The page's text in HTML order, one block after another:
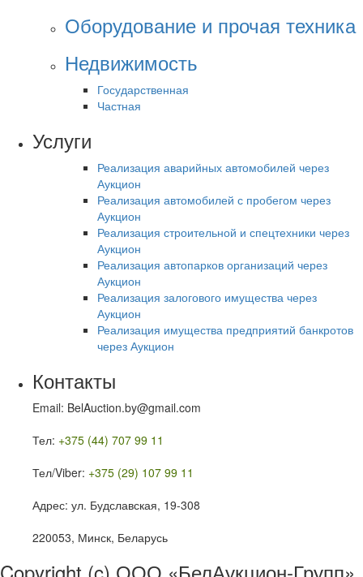
Оборудование и прочая техника
Недвижимость
Государственная
Частная
Услуги
Реализация аварийных автомобилей через
Аукцион
Реализация автомобилей с пробегом через
Аукцион
Реализация строительной и спецтехники через
Аукцион
Реализация автопарков организаций через
Аукцион
Реализация залогового имущества через
Аукцион
Реализация имущества предприятий банкротов
через Аукцион
Контакты
Email: BelAuction.by@gmail.com
Тел: +375 (44) 707 99 11
Тел/Viber: +375 (29) 107 99 11
Адрес: ул. Будславская, 19-308
220053, Минск, Беларусь